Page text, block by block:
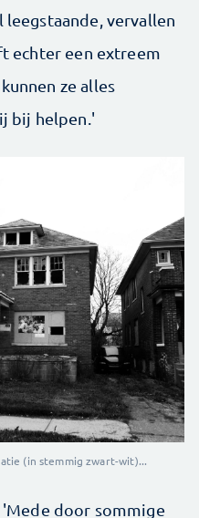
leegstaande, vervallen
echter een extreem
ze alles
bij helpen.'
(in stemmig zwart-wit)...
door sommige